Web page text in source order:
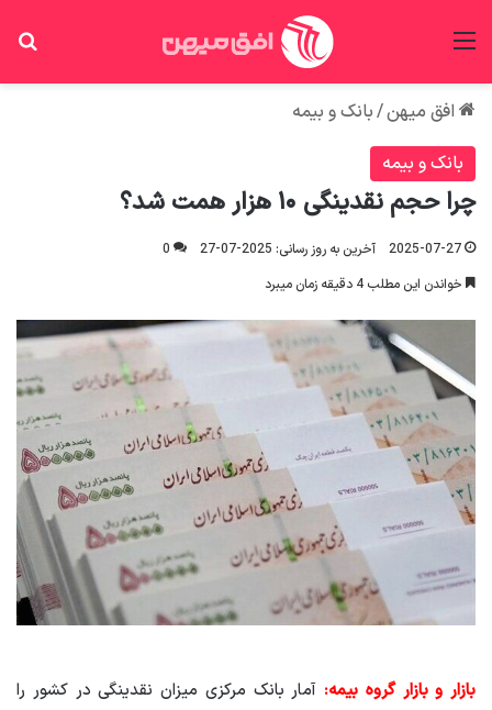
افق میهن/بانک و بیمه
بانک و بیمه
چرا حجم نقدینگی ۱۰ هزار همت شد؟
2025-07-27 آخرین به روز رسانی: 2025-07-27
0
خواندن این مطلب 4 دقیقه زمان میبرد
بازار و بازار گروه بیمه: آمار بانک مرکزی میزان نقدینگی در کشور را